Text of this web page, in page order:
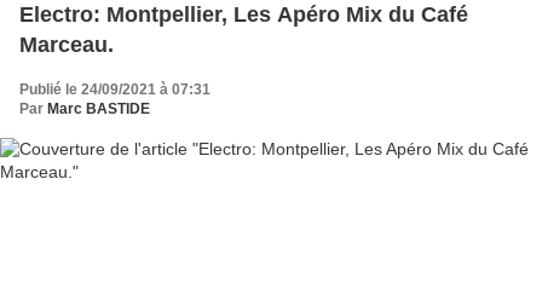
Electro: Montpellier, Les Apéro Mix du Café
Marceau.
Publié le 24/09/2021 à 07:31
Par Marc BASTIDE